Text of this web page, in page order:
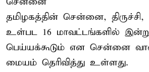
தமிழகத்தின் சென்னை, திருச்சி,
உள்பட 16 மாவட்டங்களில்
பெய்யக்கூடும் என சென்னை
மையம் தெரிவித்து உள்ளது.